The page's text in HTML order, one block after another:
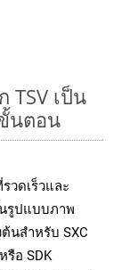
TSV เป็น
นตอน
วดเร็วและ
รูปแบบภาพ
นสำหรับ SXC
รือ SDK